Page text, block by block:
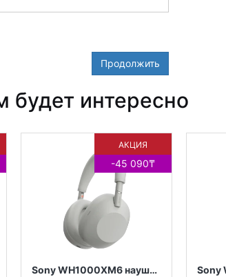
Продолжить
будет интересно
НОВИНКА
АКЦИЯ
-45 090₸
Sony WH1000XM6 наушники беспроводные, цвет серебристый